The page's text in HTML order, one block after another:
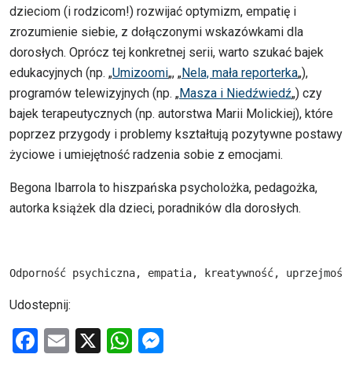
dzieciom (i rodzicom!) rozwijać optymizm, empatię i
zrozumienie siebie, z dołączonymi wskazówkami dla
dorosłych. Oprócz tej konkretnej serii, warto szukać bajek
edukacyjnych (np. „Umizoomi„, „Nela, mała reporterka„),
programów telewizyjnych (np. „Masza i Niedźwiedź„) czy
bajek terapeutycznych (np. autorstwa Marii Molickiej), które
poprzez przygody i problemy kształtują pozytywne postawy
życiowe i umiejętność radzenia sobie z emocjami.
Begona Ibarrola to hiszpańska psycholożka, pedagożka,
autorka książek dla dzieci, poradników dla dorosłych.
Odporność psychiczna, empatia, kreatywność,
Udostepnij:
F
E
X
W